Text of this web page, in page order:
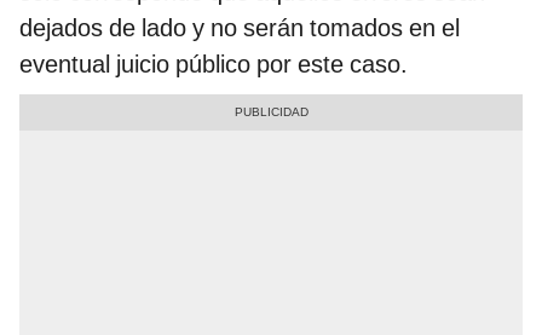
dejados de lado y no serán tomados en el
eventual juicio público por este caso.